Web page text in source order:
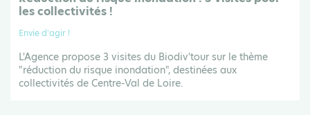
les collectivités !
Envie d'agir !
L'Agence propose 3 visites du Biodiv'tour sur le thème
"réduction du risque inondation", destinées aux
collectivités de Centre-Val de Loire.